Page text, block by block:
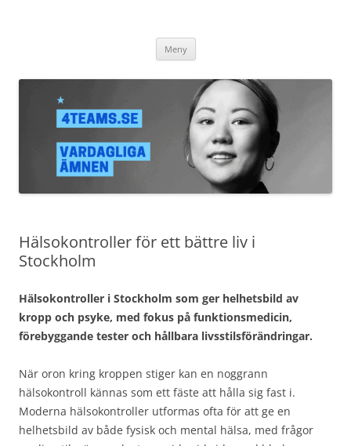
Meny Hoppa
innehåll
Hälsokontroller för ett bättre liv i
Stockholm
Hälsokontroller i Stockholm som ger helhetsbild av
kropp och psyke, med fokus på funktionsmedicin,
förebyggande tester och hållbara livsstilsförändringar.
När oron kring kroppen stiger kan en noggrann
hälsokontroll kännas som ett fäste att hålla sig fast i.
Moderna hälsokontroller utformas ofta för att ge en
helhetsbild av både fysisk och mental hälsa, med frågor